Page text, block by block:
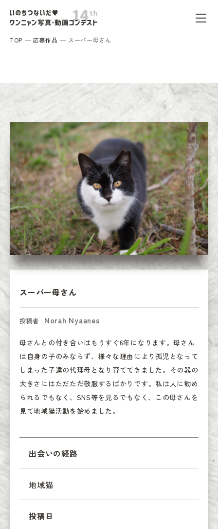
TOP 応募作品 スーパー母さん
スーパー母さん
投稿者 Norah Nyaanes
母さんとの付き合いはもうすぐ6年になります。母さん
は自身の子のみならず、様々な理由により孤児となって
しまった子達の代理母となり育ててきました。その器の
大きさにはただただ敬服するばかりです。私は人に勧め
られるでもなく、SNS等を見るでもなく、この母さんを
見て地域猫活動を始めました。
出会いの経路
地域猫
投稿日